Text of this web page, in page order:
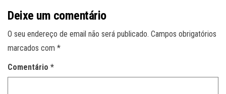
Deixe um comentário
O seu endereço de email não será publicado. Campos obrigatórios
marcados com *
Comentário *